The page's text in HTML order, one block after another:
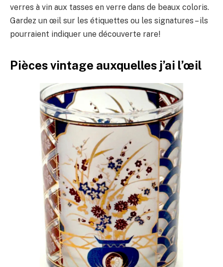
verres à vin aux tasses en verre dans de beaux coloris.
Gardez un œil sur les étiquettes ou les signatures – ils
pourraient indiquer une découverte rare!
Pièces vintage auxquelles j’ai l’œil